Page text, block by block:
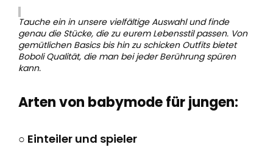
Tauche ein in unsere vielfältige Auswahl und finde
genau die Stücke, die zu eurem Lebensstil passen. Von
gemütlichen Basics bis hin zu schicken Outfits bietet
Boboli Qualität, die man bei jeder Berührung spüren
kann.
Arten von babymode für jungen:
○ Einteiler und spieler